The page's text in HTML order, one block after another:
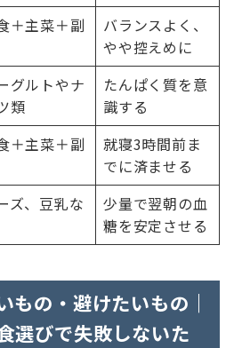
＋主菜＋副
バランスよく、
やや控えめに
グルトやナ
類
たんぱく質を意
識する
＋主菜＋副
就寝3時間前ま
でに済ませる
ズ、豆乳な
少量で翌朝の血
糖を安定させる
もの・避けたいもの｜
選びで失敗しないた